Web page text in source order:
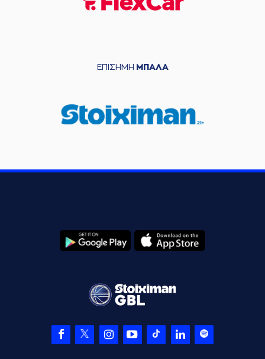
ΕΠΙΣΗΜΗ ΜΠΑΛΑ